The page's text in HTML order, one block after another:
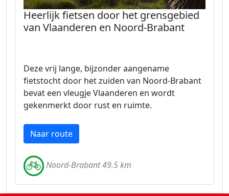
Heerlijk fietsen door het grensgebied
van Vlaanderen en Noord-Brabant
Deze vrij lange, bijzonder aangename
fietstocht door het zuiden van Noord-Brabant
bevat een vleugje Vlaanderen en wordt
gekenmerkt door rust en ruimte.
Naar route
Noord-Brabant 49.5 km